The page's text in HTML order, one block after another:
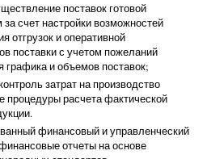
поставок готовой
счет настройки возможностей
отгрузок и оперативной
поставки с учетом пожеланий
графика и объемов поставок;
затрат на производство
процедуры расчета фактической
финансовый и управленческий
отчеты на основе